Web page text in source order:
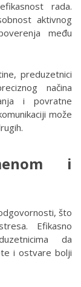
rada.
aktivnog
među
preduzetnici
načina
i povratne
može
i
što
Efikasno
da
i ostvare bolji